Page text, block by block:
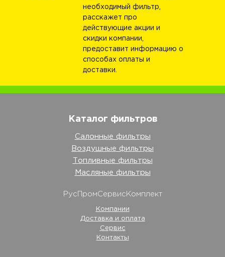
необходимый фильтр,
расскажет про
действующие акции и
скидки компании,
предоставит информацию о
способах оплаты и
доставки.
Каталог фильтров
Салонные фильтры
Воздушные фильтры
Топливные фильтры
Масляные фильтры
РусПромСервисКомплект
Компании
Доставка и оплата
Сервис
Контакты